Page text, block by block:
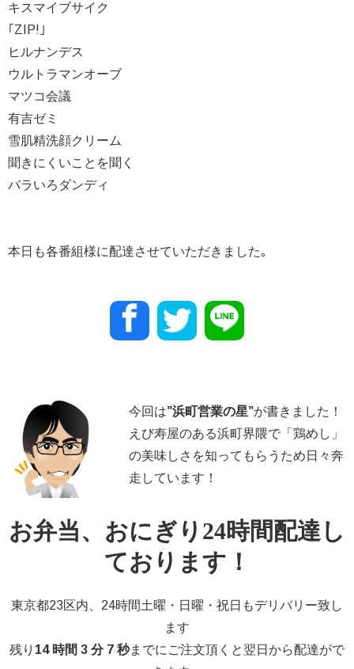
キスマイブサイク
｢ZIP!｣
ヒルナンデス
ウルトラマンオーブ
マツコ会議
有吉ゼミ
雪肌精洗顔クリーム
聞きにくいことを聞く
バラいろダンディ
本日も各番組様に配達させていただきました｡
今回は”浜町営業の星”が書きました！
えび寿屋のある浜町界隈で「鶏めし」
の美味しさを知ってもらうため日々奔
走しています！
お弁当、おにぎり24時間配達し
ております！
東京都23区内、24時間土曜・日曜・祝日もデリバリー致し
ます
残り 14 時間 3 分 7 秒までにご注文頂くと翌日から配達がで